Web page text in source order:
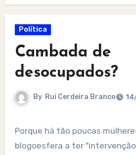
Política
Cambada de
desocupados?
By Rui Cerdeira Branco
Porque há tão poucas mulheres bloggers na
blogoesfera a ter